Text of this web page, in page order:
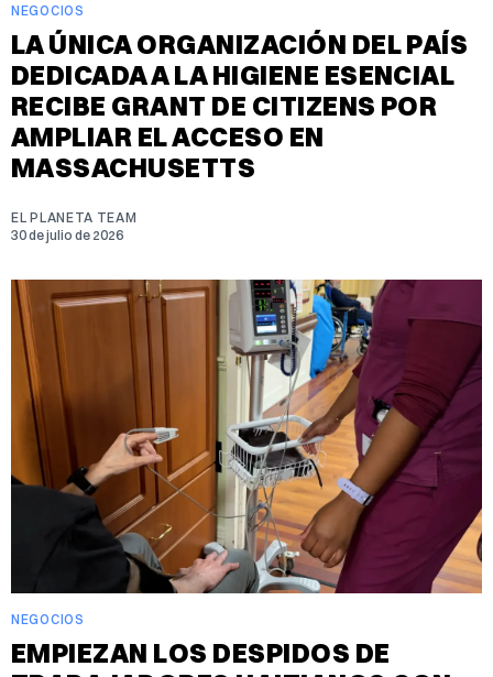
NEGOCIOS
LA ÚNICA ORGANIZACIÓN DEL PAÍS
DEDICADA A LA HIGIENE ESENCIAL
RECIBE GRANT DE CITIZENS POR
AMPLIAR EL ACCESO EN
MASSACHUSETTS
EL PLANETA TEAM
30 de julio de 2026
NEGOCIOS
EMPIEZAN LOS DESPIDOS DE